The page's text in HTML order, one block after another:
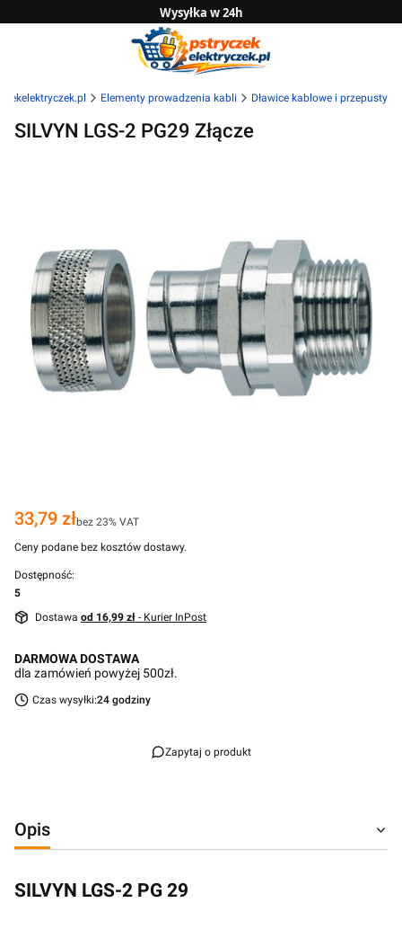
Wysyłka w 24h
Zwrot do 14 dni
Sprawdź naszą ofertę B2B
Elementy prowadzenia kabli Dławice kablowe i przepusty
SILVYN LGS-2 PG29 Złącze
Cena
33,79 złbez 23% VAT
Ceny podane bez kosztów dostawy.
Dostępność:
5
Dostawa od 16,99 zł - Kurier InPost
DARMOWA DOSTAWA
dla zamówień powyżej 500zł.
Czas wysyłki:24 godziny
Zapytaj o produkt
Opis
SILVYN LGS-2 PG 29